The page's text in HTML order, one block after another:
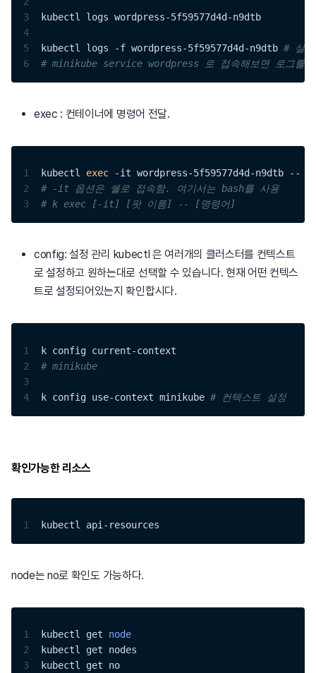
3
kubectl logs wordpress-5f59577d4d-n9dtb
4
5
kubectl logs -f wordpress-5f59577d4d-n9dtb # 실
6
# minikube service wordpress 로 접속해보면 로그를
exec : 컨테이너에 명령어 전달.
1 kubectl exec -it wordpress-5f59577d4d-n9dtb --
2
# -it 옵션은 쉘로 접속함. 여기서는 bash를 사용
3
# k exec [-it] [팟 이름] -- [명령어]
config: 설정 관리 kubectl 은 여러개의 클러스터를 컨텍스트
로 설정하고 원하는대로 선택할 수 있습니다. 현재 어떤 컨텍스
트로 설정되어있는지 확인합시다.
1
k config current-context
2
# minikube
3
4
k config use-context minikube # 컨텍스트 설정
확인가능한 리소스
1 kubectl api-resources
node는 no로 확인도 가능하다.
1 kubectl get node
2
kubectl get nodes
3
kubectl get no